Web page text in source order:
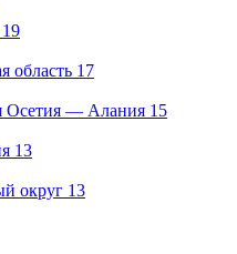
19
область 17
Осетия — Алания 15
13
округ 13